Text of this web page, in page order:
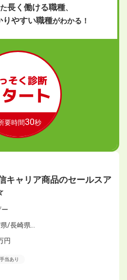
長く働ける職種、
りやすい職種がわかる！
そく診断
ート
要時間30秒
キャリア商品のセールスア
/長崎県…
円
当あり